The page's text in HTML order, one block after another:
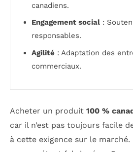
canadiens.
Engagement social :
responsables.
Agilité : Adaptation des
commerciaux.
Acheter un produit 100 %
car il n’est pas toujours facile
à cette exigence sur le